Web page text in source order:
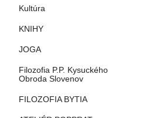
Kultúra
KNIHY
JOGA
Filozofia P.P. Kysuckého
Obroda Slovenov
FILOZOFIA BYTIA